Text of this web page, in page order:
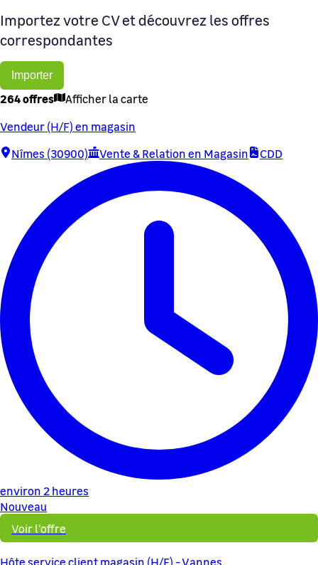
Importez votre CV et découvrez les offres
correspondantes
Importer
264 offres
Afficher la carte
Vendeur (H/F) en magasin
Nîmes (30900)
Vente & Relation en Magasin CDD
environ 2 heures
Nouveau
Voir l'offre
Hôte service client magasin (H/F) - Vannes